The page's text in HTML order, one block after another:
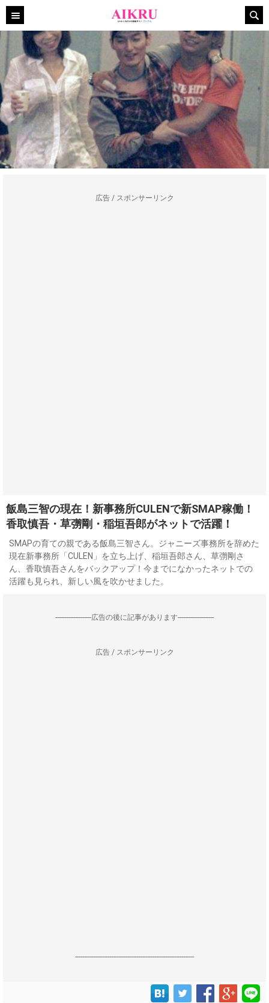
広告 / スポンサーリンク
飯島三智の現在！新事務所CULENで新SMAP稼働！
香取慎吾・草彅剛・稲垣吾郎がネットで活躍！
SMAPの育ての親である飯島三智さん。ジャニーズ事務所を辞めた
現在新事務所「CULEN」を立ち上げ、稲垣吾郎さん、草彅剛さ
ん、香取慎吾さんをバックアップ！今までになかったネットでの
活躍も見られ、新しい風を吹かせました。
--------------------広告の後に記事があります--------------------
広告 / スポンサーリンク
------------------------------------------------------------------